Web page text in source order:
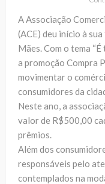
A Associação
(ACE) deu início à
Mães. Com o tema
a promoção Compra
movimentar o
consumidores da
Neste ano, a
valor de R$500,00
prêmios.
Além dos
responsáveis pelo
contemplados na